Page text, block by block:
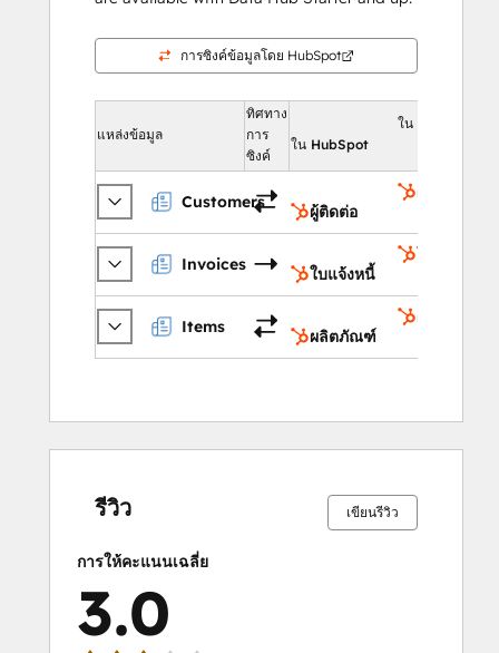
การซิงค์ข้อมูลโดย HubSpot
แหล่งข้อมูล
ทิศทาง
การ
ซิงค์
ใน HubSpot
ใน HubSpot
Customers
ผู้ติดต่อ
Invoices
ใบแจ้งหนี้
ใบแจ้งหนี้
Items
ผลิตภัณฑ์
รีวิว เขียนรีวิว
การให้คะแนนเฉลี่ย
3.0
0%
0%
25%
25%50%